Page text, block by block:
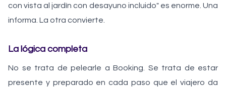
con vista al jardín con desayuno incluido" es enorme. Una
informa. La otra convierte.
La lógica completa
No se trata de pelearle a Booking. Se trata de estar
presente y preparado en cada paso que el viajero da